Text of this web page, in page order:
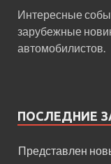
Интересные
зарубежные
автомобилистов.
ПОСЛЕДНИЕ
Представлен